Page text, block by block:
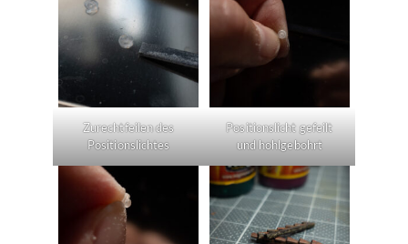
Zurechtfeilen des
Positionslichtes
Positionslicht gefeilt
und hohlgebohrt